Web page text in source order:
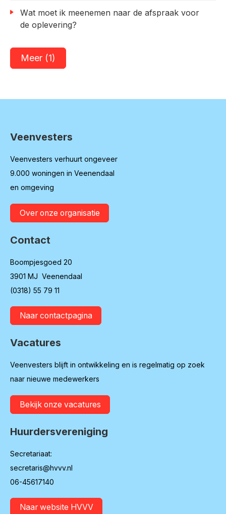
Wat moet ik meenemen naar de afspraak voor
de oplevering?
Meer (1)
Contactinformatie
Veenvesters
Veenvesters verhuurt ongeveer
9.000 woningen in Veenendaal
en omgeving
Over onze organisatie
Contact
Boompjesgoed 20
3901 MJ Veenendaal
(0318) 55 79 11
Naar contactpagina
Vacatures
Veenvesters blijft in ontwikkeling en is regelmatig op zoek
naar nieuwe medewerkers
Bekijk onze vacatures
Huurdersvereniging
Secretariaat:
secretaris@hvvv.nl
06-45617140
Naar website HVVV